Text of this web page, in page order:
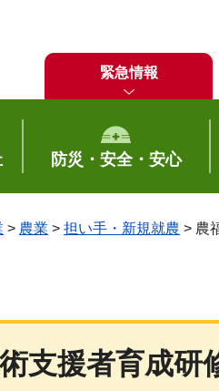
緊急情報
防災・安全・安心
> 農業 > 担い手・新規就農 > 農
支援者育成